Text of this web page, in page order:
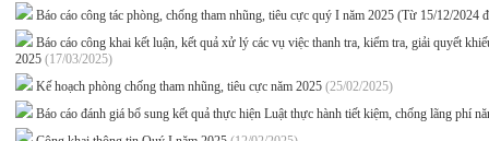
Báo cáo công tác phòng, chống tham nhũng, tiêu cực quý I năm 2025 (Từ 15/12/2024
Báo cáo công khai kết luận, kết quả xử lý các vụ việc thanh tra, kiểm tra, giải quyết
2025 (17/03/2025)
Kế hoạch phòng chống tham nhũng, tiêu cực năm 2025 (25/02/2025)
Báo cáo đánh giá bổ sung kết quả thực hiện Luật thực hành tiết kiệm, chống lãng phí